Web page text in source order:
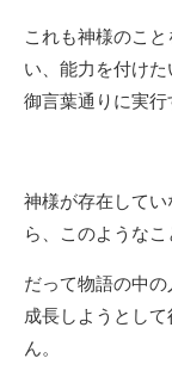
これも神様のこ
い、能力を付けた
御言葉通りに実行
神様が存在して
ら、このようなこ
だって物語の中
成長しようとし
ん。